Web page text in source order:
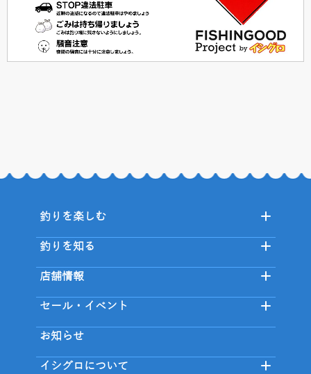
釣りを楽しむ
釣りを知る
店舗情報
セール・イベント
お知らせ
イシグロについて